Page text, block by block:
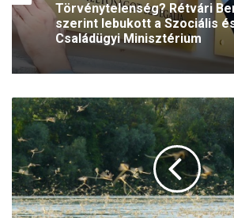
Törvénytelenség? Rétvári
szerint lebukott a Szociális
Családügyi Minisztérium
T
i
z
a
v
i